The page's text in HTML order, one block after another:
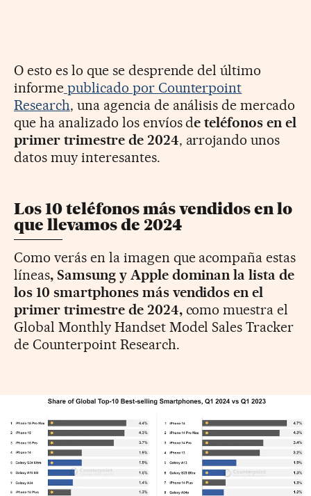
O esto es lo que se desprende del último
informepublicado por Counterpoint
Research, una agencia de análisis de mercado
que ha analizado los envíos de teléfonos en el
primer trimestre de 2024, arrojando unos
datos muy interesantes.
Los 10 teléfonos más vendidos en lo
que llevamos de 2024
Como verás en la imagen que acompaña estas
líneas, Samsung y Apple dominan la lista de
los 10 smartphones más vendidos en el
primer trimestre de 2024,como muestra el
Global Monthly Handset Model Sales Tracker
de Counterpoint Research.